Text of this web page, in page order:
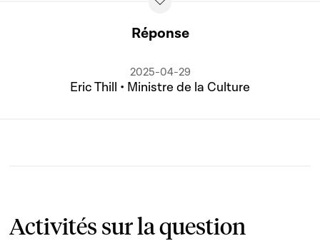
Réponse
2025-04-29
Eric Thill • Ministre de la Culture
Activités sur la question